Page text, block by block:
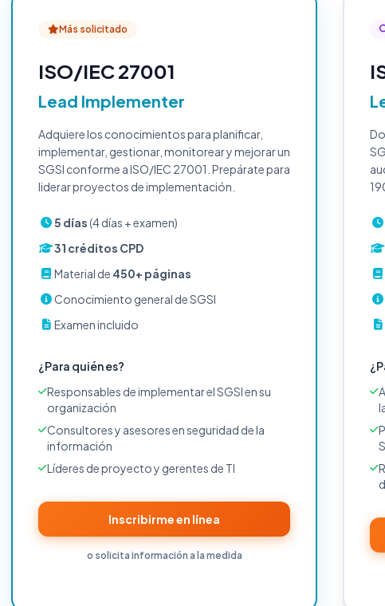
Más solicitado
ISO/IEC 27001
Lead Implementer
Adquiere los conocimientos para planificar,
implementar, gestionar, monitorear y mejorar un
SGSI conforme a ISO/IEC 27001. Prepárate para
liderar proyectos de implementación.
5 días(4 días + examen)
31 créditos CPD
Material de 450+ páginas
Conocimiento general de SGSI
Examen incluido
¿Para quién es?
Responsables de implementar el SGSI en su
organización
Consultores y asesores en seguridad de la
información
Líderes de proyecto y gerentes de TI
Inscribirme en línea
o solicita información a la medida